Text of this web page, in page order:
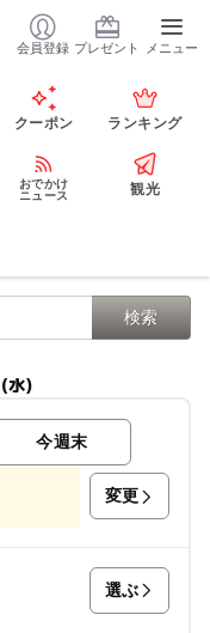
会員登録 プレゼント メニュー
クーポン ランキング
おでかけ
ニュース
観光
水)
今週末
変更
選ぶ